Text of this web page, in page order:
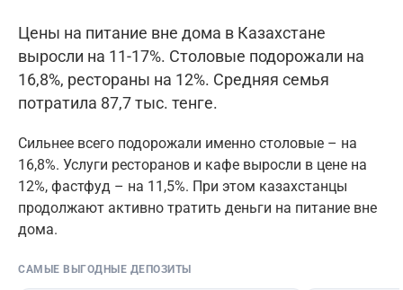
Цены на питание вне дома в Казахстане
выросли на 11-17%. Столовые подорожали на
16,8%, рестораны на 12%. Средняя семья
потратила 87,7 тыс. тенге.
Сильнее всего подорожали именно столовые – на
16,8%. Услуги ресторанов и кафе выросли в цене на
12%, фастфуд – на 11,5%. При этом казахстанцы
продолжают активно тратить деньги на питание вне
дома.
САМЫЕ ВЫГОДНЫЕ ДЕПОЗИТЫ